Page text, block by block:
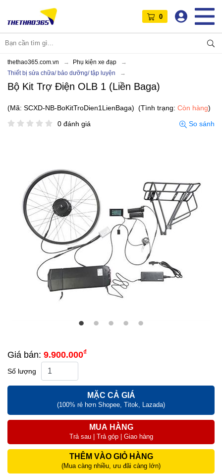
0
thethao365.com.vn
Phụ kiện xe đạp
Thiết bị sửa chữa/ bảo dưỡng/ tập luyện
Bộ Kit Trợ Điện OLB 1 (Liền Baga)
(Mã: SCXD-NB-BoKitTroDien1LienBaga) (Tình trạng: Còn hàng)
0 đánh giá
So sánh
Giá bán: 9.900.000₫
Số lượng
MẶC CẢ GIÁ
(100% rẻ hơn Shopee, Titok, Lazada)
MUA HÀNG
Trả sau | Trả góp | Giao hàng
THÊM VÀO GIỎ HÀNG
(Mua càng nhiều, ưu đãi càng lớn)